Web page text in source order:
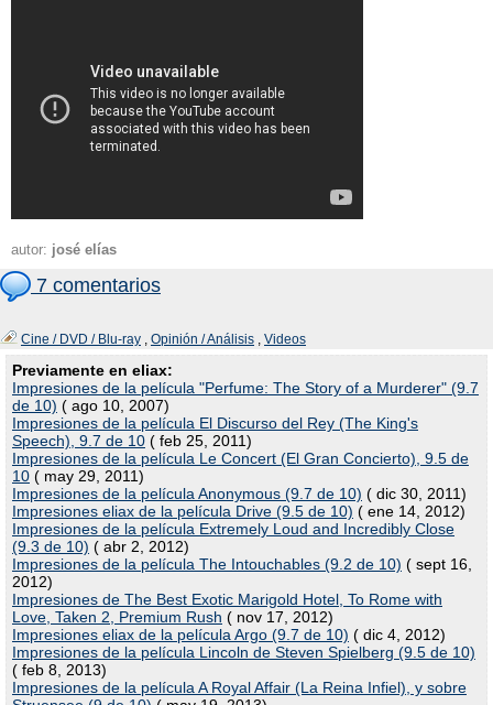
autor: josé elías
7 comentarios
Cine / DVD / Blu-ray , Opinión / Análisis , Videos
Previamente en eliax:
Impresiones de la película "Perfume: The Story of a Murderer" (9.7
de 10) ( ago 10, 2007)
Impresiones de la película El Discurso del Rey (The King's
Speech), 9.7 de 10 ( feb 25, 2011)
Impresiones de la película Le Concert (El Gran Concierto), 9.5 de
10 ( may 29, 2011)
Impresiones de la película Anonymous (9.7 de 10) ( dic 30, 2011)
Impresiones eliax de la película Drive (9.5 de 10) ( ene 14, 2012)
Impresiones de la película Extremely Loud and Incredibly Close
(9.3 de 10) ( abr 2, 2012)
Impresiones de la película The Intouchables (9.2 de 10) ( sept 16,
2012)
Impresiones de The Best Exotic Marigold Hotel, To Rome with
Love, Taken 2, Premium Rush ( nov 17, 2012)
Impresiones eliax de la película Argo (9.7 de 10) ( dic 4, 2012)
Impresiones de la película Lincoln de Steven Spielberg (9.5 de 10)
( feb 8, 2013)
Impresiones de la película A Royal Affair (La Reina Infiel), y sobre